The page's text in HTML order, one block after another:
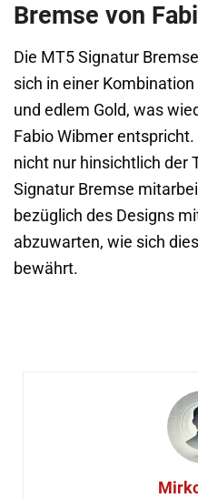
Bremse von
Die MT5 Signatur
sich in einer
und edlem Gold, was
Fabio Wibmer
nicht nur hinsichtlich der
Signatur Bremse
bezüglich des Designs
abzuwarten, wie sich
bewährt.